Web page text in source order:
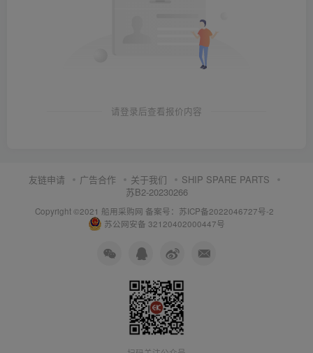
请登录后查看报价内容
友链申请 广告合作 关于我们
SHIP SPARE PARTS
苏B2-20230266
Copyright ©2021 船用采购网 备案号：苏ICP备2022046727号-2
苏公网安备 32120402000447号